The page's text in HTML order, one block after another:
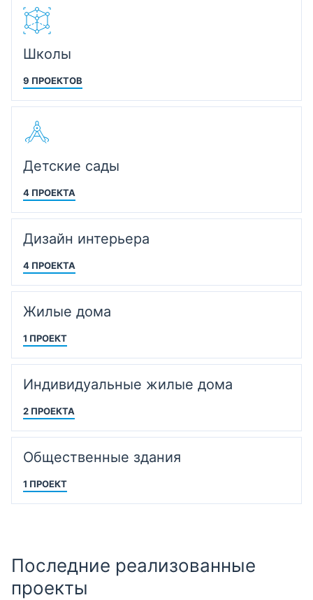
Школы
9 ПРОЕКТОВ
Детские сады
4 ПРОЕКТА
Дизайн интерьера
4 ПРОЕКТА
Жилые дома
1 ПРОЕКТ
Индивидуальные жилые дома
2 ПРОЕКТА
Общественные здания
1 ПРОЕКТ
Последние реализованные
проекты